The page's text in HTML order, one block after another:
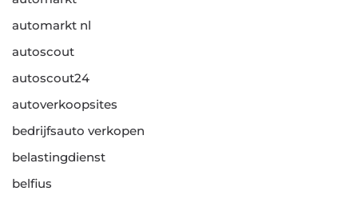
automarkt nl
autoscout
autoscout24
autoverkoopsites
bedrijfsauto verkopen
belastingdienst
belfius